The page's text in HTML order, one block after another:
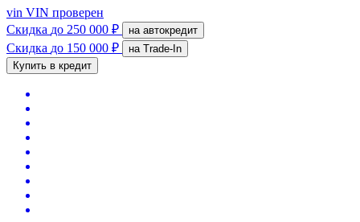
vin VIN проверен
Скидка до 250 000 ₽ на автокредит
Скидка до 150 000 ₽
на Trade-In
Купить в кредит